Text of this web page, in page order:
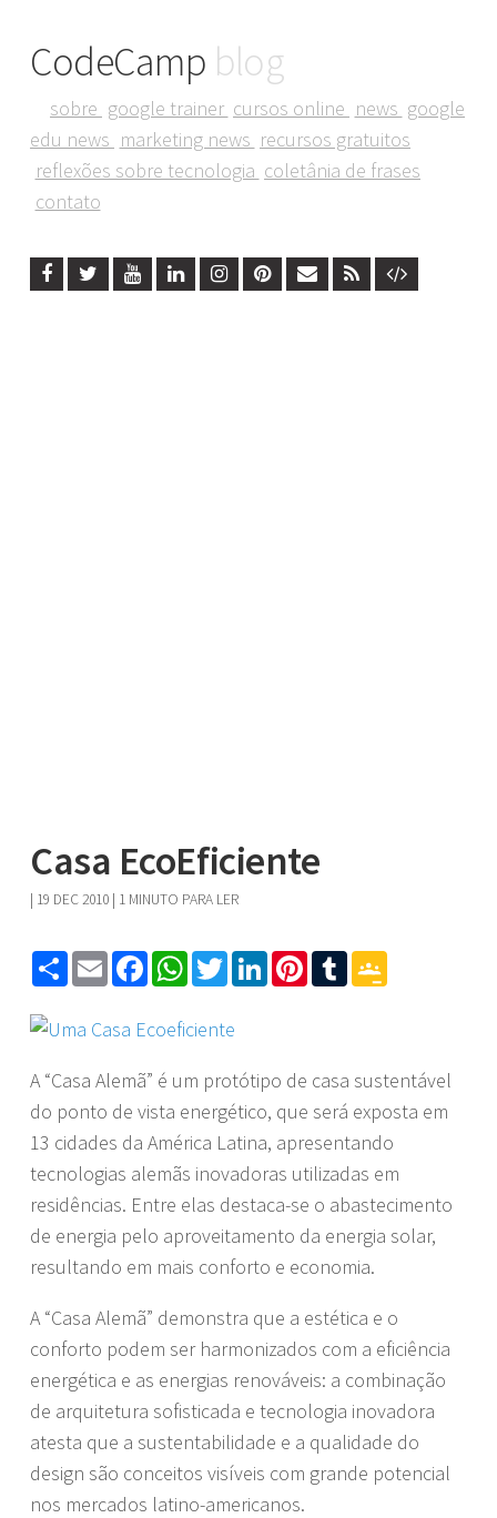
CodeCamp blog
sobre google trainer cursos online news google
edu news marketing news recursos gratuitos
reflexões sobre tecnologia coletânia de frases
contato
Casa EcoEficiente
| 19 DEC 2010 | 1 MINUTO PARA LER
ShareEmailFacebookWhatsApp
TwitterLinkedInPinterest
Tumblr
A “Casa Alemã” é um protótipo de casa sustentável
do ponto de vista energético, que será exposta em
13 cidades da América Latina, apresentando
tecnologias alemãs inovadoras utilizadas em
residências. Entre elas destaca-se o abastecimento
de energia pelo aproveitamento da energia solar,
resultando em mais conforto e economia.
A “Casa Alemã” demonstra que a estética e o
conforto podem ser harmonizados com a eficiência
energética e as energias renováveis: a combinação
de arquitetura sofisticada e tecnologia inovadora
atesta que a sustentabilidade e a qualidade do
design são conceitos visíveis com grande potencial
nos mercados latino-americanos.